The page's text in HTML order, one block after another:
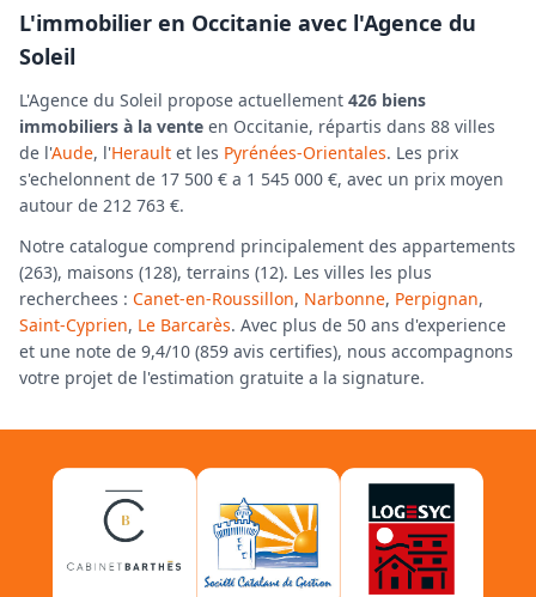
L'immobilier en Occitanie avec l'Agence du
Soleil
L'Agence du Soleil propose actuellement 426 biens
immobiliers à la vente en Occitanie, répartis dans 88 villes
de l'Aude, l'Herault et les Pyrénées-Orientales. Les prix
s'echelonnent de 17 500 € a 1 545 000 €, avec un prix moyen
autour de 212 763 €.
Notre catalogue comprend principalement des appartements
(263), maisons (128), terrains (12). Les villes les plus
recherchees : Canet-en-Roussillon, Narbonne, Perpignan,
Saint-Cyprien, Le Barcarès. Avec plus de 50 ans d'experience
et une note de 9,4/10 (859 avis certifies), nous accompagnons
votre projet de l'estimation gratuite a la signature.